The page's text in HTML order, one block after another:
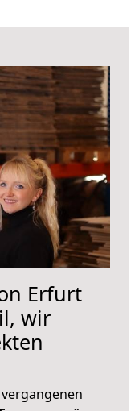
Erfurt
wir